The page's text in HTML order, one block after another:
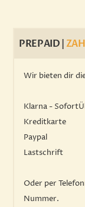
PREPAID |
Wir bieten dir
Klarna -
Kreditkarte
Paypal
Lastschrift
Oder per
Nummer.